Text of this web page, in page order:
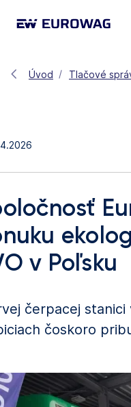
Úvod Tlačové
v Poľsku
čerpacej
čoskoro